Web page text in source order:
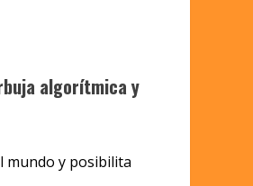
algorítmica y
mundo y posibilita